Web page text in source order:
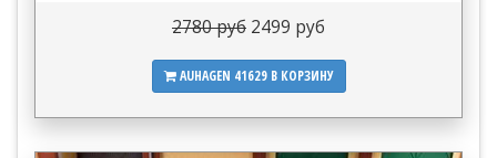
2780 руб 2499 руб
AUHAGEN 41629 В КОРЗИНУ